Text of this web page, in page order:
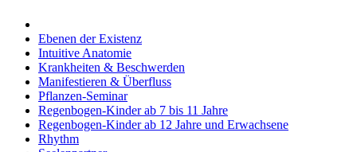
Ebenen der Existenz
Intuitive Anatomie
Krankheiten & Beschwerden
Manifestieren & Überfluss
Pflanzen-Seminar
Regenbogen-Kinder ab 7 bis 11 Jahre
Regenbogen-Kinder ab 12 Jahre und Erwachsene
Rhythm